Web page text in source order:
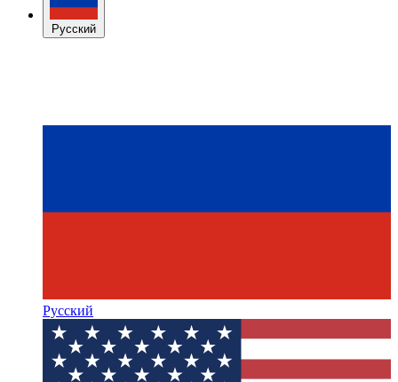
Русский
Русский